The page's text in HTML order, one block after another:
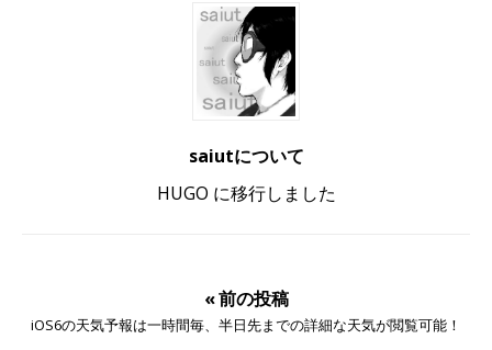
saiutについて
HUGO に移行しました
« 前の投稿
iOS6の天気予報は一時間毎、半日先までの詳細な天気が閲覧可能！